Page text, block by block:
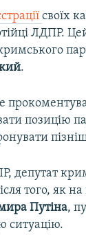
своїх
ЛДПР.
.
позицію
депутат
того, як
Путіна,
ситуацію.